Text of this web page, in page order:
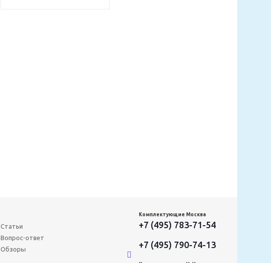
Статьи
Вопрос-ответ
Обзоры
Комплектующие Москва
+7 (495) 783-71-54
+7 (495) 790-74-13